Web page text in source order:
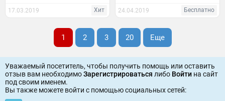
17.03.2019 Хит 24.04.2019 Бесплатно
1 2 3 20 Еще
Уважаемый посетитель, чтобы получить помощь или оставить
отзыв вам необходимоЗарегистрироваться либо Войти на сайт
под своим именем.
Вы также можете войти c помощью социальных сетей: